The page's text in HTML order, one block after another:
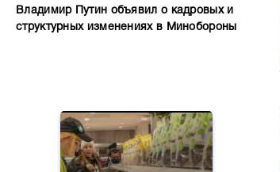
Владимир Путин объявил о кадровых и
структурных изменениях в Минобороны